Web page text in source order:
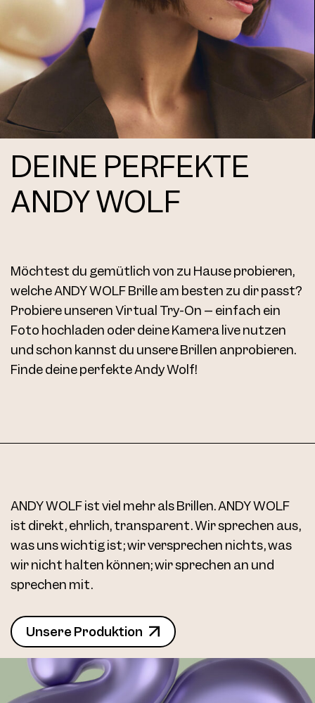
DEINE PERFEKTE
ANDY WOLF
Möchtest du gemütlich von zu Hause probieren,
welche ANDY WOLF Brille am besten zu dir passt?
Probiere unseren Virtual Try-On – einfach ein
Foto hochladen oder deine Kamera live nutzen
und schon kannst du unsere Brillen anprobieren.
Finde deine perfekte Andy Wolf!
ANDY WOLF ist viel mehr als Brillen. ANDY WOLF
ist direkt, ehrlich, transparent. Wir sprechen aus,
was uns wichtig ist; wir versprechen nichts, was
wir nicht halten können; wir sprechen an und
sprechen mit.
Unsere Produktion
4771 Clip Col. 10 52
4771 Clip Col. 11 52